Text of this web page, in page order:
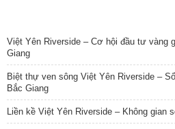
Việt Yên Riverside – Cơ hội đầu tư vàng
Giang
Biệt thự ven sông Việt Yên Riverside –
Bắc Giang
Liền kề Việt Yên Riverside – Không gian